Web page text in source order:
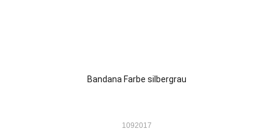
Bandana Farbe silbergrau
1092017